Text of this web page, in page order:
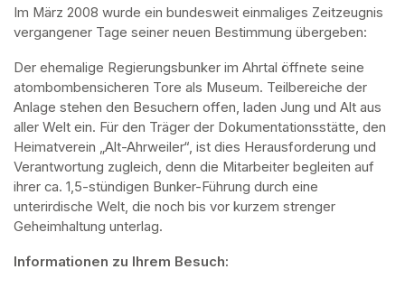
Im März 2008 wurde ein bundesweit einmaliges Zeitzeugnis
vergangener Tage seiner neuen Bestimmung übergeben:
Der ehemalige Regierungsbunker im Ahrtal öffnete seine
atombombensicheren Tore als Museum. Teilbereiche der
Anlage stehen den Besuchern offen, laden Jung und Alt aus
aller Welt ein. Für den Träger der Dokumentationsstätte, den
Heimatverein „Alt-Ahrweiler“, ist dies Herausforderung und
Verantwortung zugleich, denn die Mitarbeiter begleiten auf
ihrer ca. 1,5-stündigen Bunker-Führung durch eine
unterirdische Welt, die noch bis vor kurzem strenger
Geheimhaltung unterlag.
Informationen zu Ihrem Besuch: